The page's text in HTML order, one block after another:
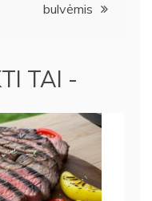
bulvėmis
TAI -